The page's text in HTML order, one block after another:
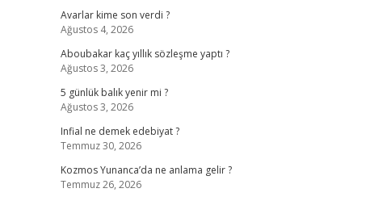
Avarlar kime son verdi ?
Ağustos 4, 2026
Aboubakar kaç yıllık sözleşme yaptı ?
Ağustos 3, 2026
5 günlük balık yenir mi ?
Ağustos 3, 2026
Infial ne demek edebiyat ?
Temmuz 30, 2026
Kozmos Yunanca’da ne anlama gelir ?
Temmuz 26, 2026